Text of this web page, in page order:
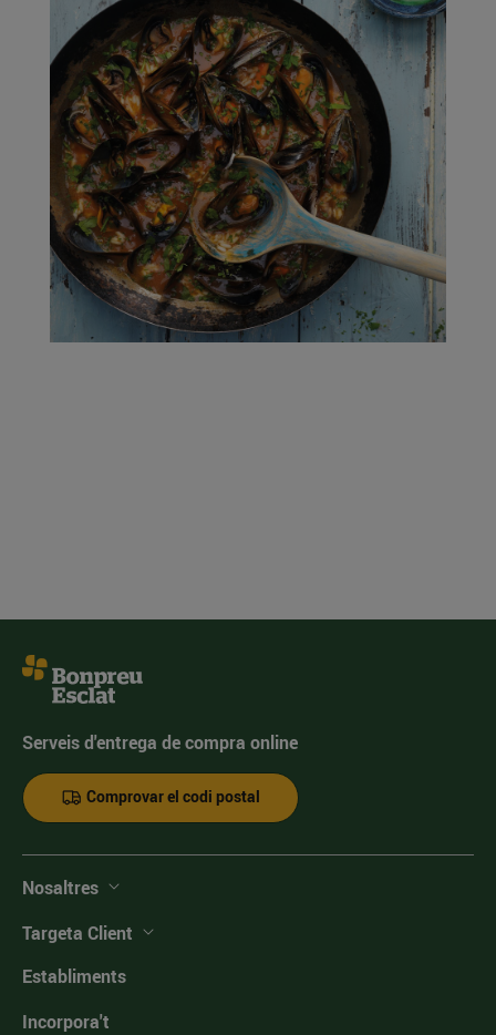
Serveis d'entrega de compra online
Comprovar el codi postal
Nosaltres
Targeta Client
Establiments
Incorpora't